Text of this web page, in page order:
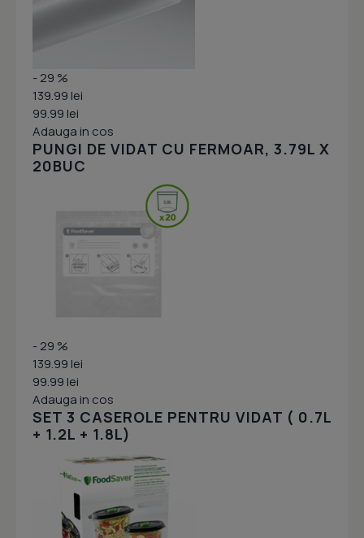
- 29 %
139.99 lei
99.99 lei
Adauga in cos
PUNGI DE VIDAT CU FERMOAR, 3.79L X
20BUC
- 29 %
139.99 lei
99.99 lei
Adauga in cos
SET 3 CASEROLE PENTRU VIDAT ( 0.7L
+ 1.2L + 1.8L)